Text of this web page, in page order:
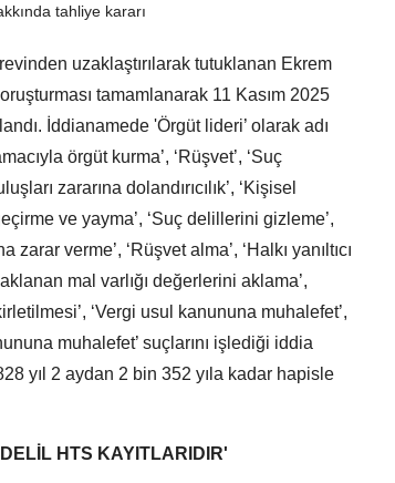
uzaklaştırılarak tutuklanan Ekrem
tamamlanarak 11 Kasım 2025
İddianamede 'Örgüt lideri’ olarak adı
örgüt kurma’, ‘Rüşvet’, ‘Suç
zararına dolandırıcılık’, ‘Kişisel
ve yayma’, ‘Suç delillerini gizleme’,
verme’, ‘Rüşvet alma’, ‘Halkı yanıltıcı
mal varlığı değerlerini aklama’,
‘Vergi usul kanununa muhalefet’,
muhalefet’ suçlarını işlediği iddia
yıl 2 aydan 2 bin 352 yıla kadar hapisle
HTS KAYITLARIDIR'